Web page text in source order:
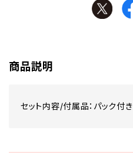
商品説明
セット内容/付属品：パック付き